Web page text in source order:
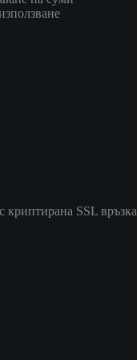
SSL